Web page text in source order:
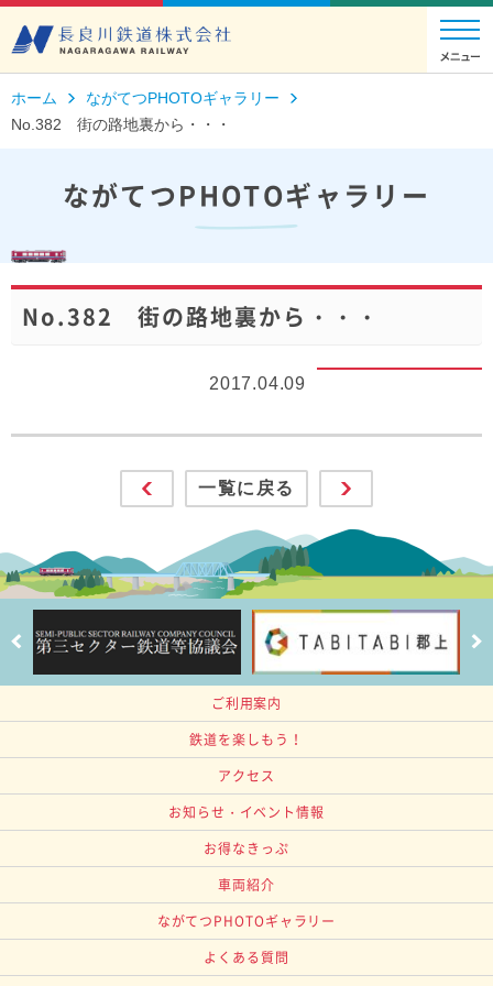
ホーム
ながてつPHOTOギャラリー
No.382 街の路地裏から・・・
ながてつPHOTOギャラリー
No.382 街の路地裏から・・・
2017.04.09
一覧に戻る
ご利用案内
鉄道を楽しもう！
アクセス
お知らせ・イベント情報
お得なきっぷ
車両紹介
ながてつPHOTOギャラリー
よくある質問